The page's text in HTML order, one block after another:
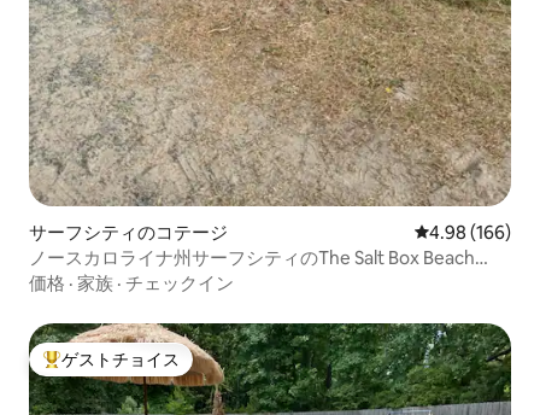
サーフシティのコテージ レビュー166
4.98 (166)
ノースカロライナ州サーフシティのThe Salt Box Beach
House
価格 · 家族 · チェックイン
大好評のゲストチョイスです。
ゲストチョイス